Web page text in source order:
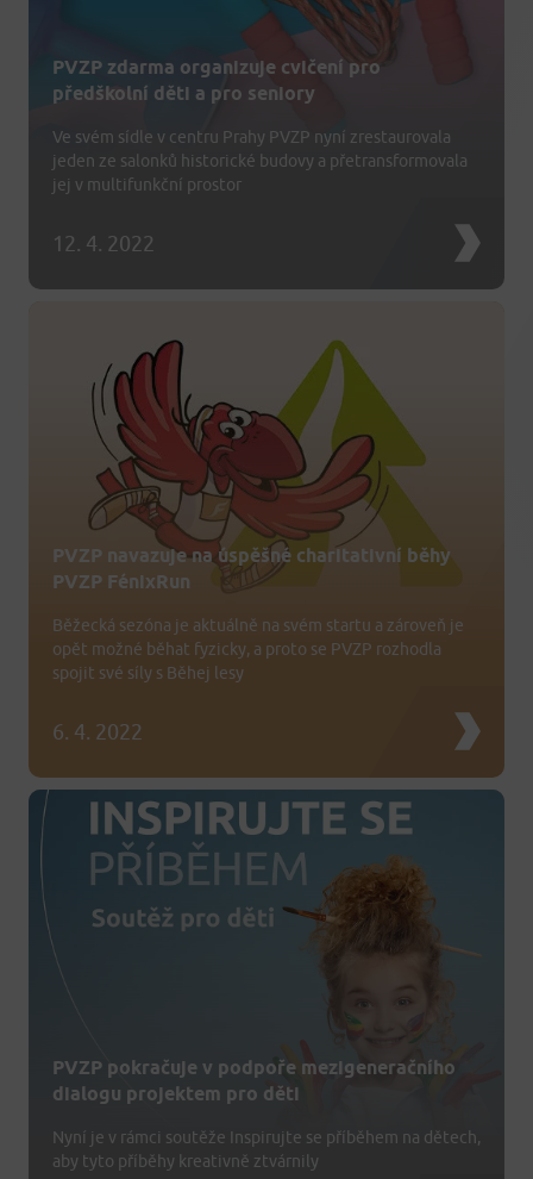
PVZP zdarma organizuje cvičení pro
předškolní děti a pro seniory
Ve svém sídle v centru Prahy PVZP nyní zrestaurovala
jeden ze salonků historické budovy a přetransformovala
jej v multifunkční prostor
12. 4. 2022
PVZP navazuje na úspěšné charitativní běhy
PVZP FénixRun
Běžecká sezóna je aktuálně na svém startu a zároveň je
opět možné běhat fyzicky, a proto se PVZP rozhodla
spojit své síly s Běhej lesy
6. 4. 2022
PVZP pokračuje v podpoře mezigeneračního
dialogu projektem pro děti
Nyní je v rámci soutěže Inspirujte se příběhem na dětech,
aby tyto příběhy kreativně ztvárnily